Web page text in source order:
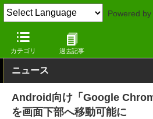
Powered by
カテゴリ 過去記事
窓の杜 インターネット
ニュース
Android向け「Google
を画面下部へ移動可能に